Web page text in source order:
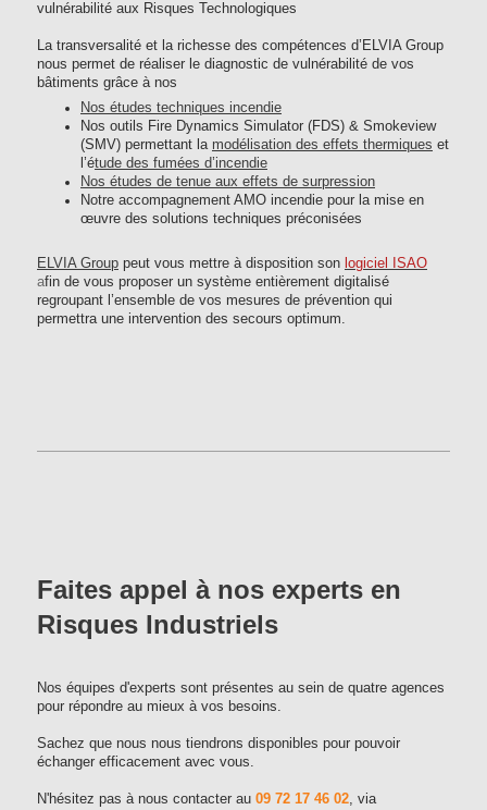
vulnérabilité aux Risques Technologiques
La transversalité et la richesse des compétences d’ELVIA Group
nous permet de réaliser le diagnostic de vulnérabilité de vos
bâtiments grâce à nos
Nos études techniques incendie
Nos outils Fire Dynamics Simulator (FDS) & Smokeview
(SMV) permettant la modélisation des effets thermiques et
l’étude des fumées d’incendie
Nos études de tenue aux effets de surpression
Notre accompagnement AMO incendie pour la mise en
œuvre des solutions techniques préconisées
ELVIA Group peut vous mettre à disposition son logiciel ISAO
afin de vous proposer un système entièrement digitalisé
regroupant l’ensemble de vos mesures de prévention qui
permettra une intervention des secours optimum.
Faites appel à nos experts en
Risques Industriels
Nos équipes d'experts sont présentes au sein de quatre agences
pour répondre au mieux à vos besoins.
Sachez que nous nous tiendrons disponibles pour pouvoir
échanger efficacement avec vous.
N'hésitez pas à nous contacter au 09 72 17 46 02 , via